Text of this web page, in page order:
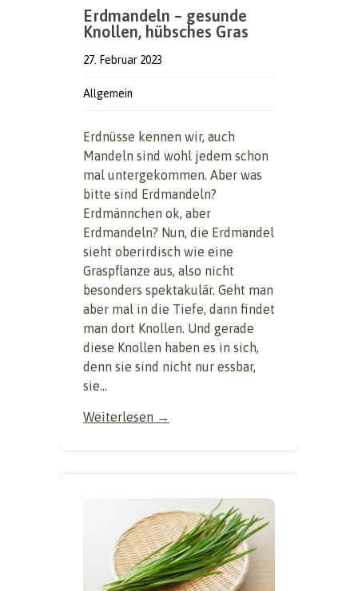
Erdmandeln – gesunde
Knollen, hübsches Gras
27. Februar 2023
Allgemein
Erdnüsse kennen wir, auch
Mandeln sind wohl jedem schon
mal untergekommen. Aber was
bitte sind Erdmandeln?
Erdmännchen ok, aber
Erdmandeln? Nun, die Erdmandel
sieht oberirdisch wie eine
Graspflanze aus, also nicht
besonders spektakulär. Geht man
aber mal in die Tiefe, dann findet
man dort Knollen. Und gerade
diese Knollen haben es in sich,
denn sie sind nicht nur essbar,
sie...
Weiterlesen →